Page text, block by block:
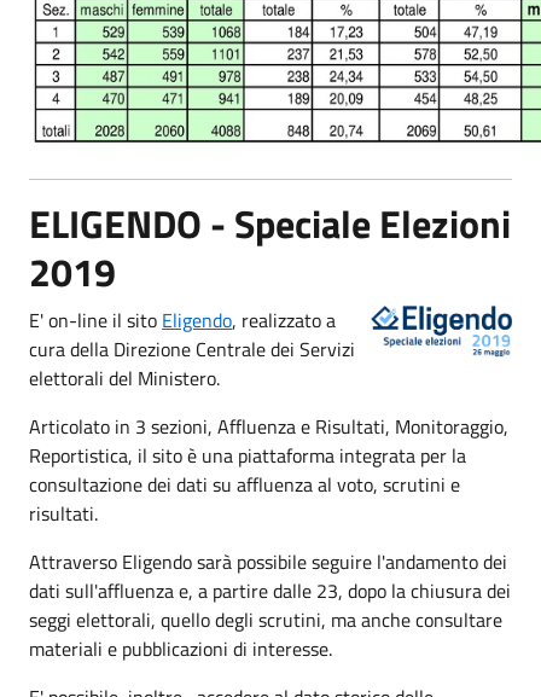
ELIGENDO - Speciale Elezioni
2019
E' on-line il sito Eligendo, realizzato a
cura della Direzione Centrale dei Servizi
elettorali del Ministero.
Articolato in 3 sezioni, Affluenza e Risultati, Monitoraggio,
Reportistica, il sito è una piattaforma integrata per la
consultazione dei dati su affluenza al voto, scrutini e
risultati.
Attraverso Eligendo sarà possibile seguire l'andamento dei
dati sull'affluenza e, a partire dalle 23, dopo la chiusura dei
seggi elettorali, quello degli scrutini, ma anche consultare
materiali e pubblicazioni di interesse.